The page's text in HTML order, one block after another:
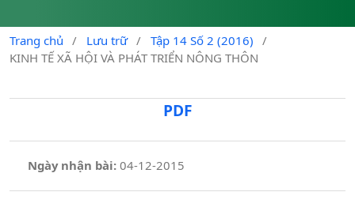
Trang chủ / Lưu trữ / Tập 14 Số 2 (2016)
/
KINH TẾ XÃ HỘI VÀ PHÁT TRIỂN NÔNG THÔN
PDF
Ngày nhận bài: 04-12-2015